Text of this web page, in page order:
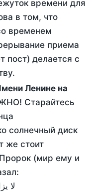
времени для
в том, что
временем
приема
пост) делается с
Ленине на
Старайтесь
солнечный диск
же стоит
(мир ему и
لا